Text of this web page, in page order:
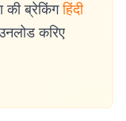
की ब्रेकिंग हिंदी
करिए